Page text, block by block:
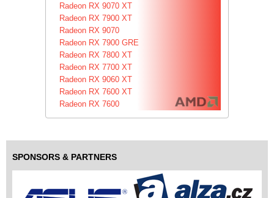
Radeon RX 9070 XT
Radeon RX 7900 XT
Radeon RX 9070
Radeon RX 7900 GRE
Radeon RX 7800 XT
Radeon RX 7700 XT
Radeon RX 9060 XT
Radeon RX 7600 XT
Radeon RX 7600
SPONSORS & PARTNERS